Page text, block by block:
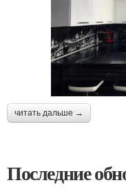
читать дальше →
Последние